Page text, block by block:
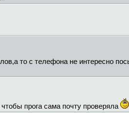
то с телефона не интересно
прога сама почту проверяла